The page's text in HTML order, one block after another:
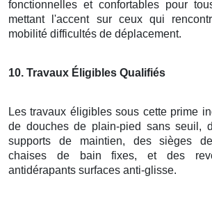
fonctionnelles et confortables pour
mettant l'accent sur ceux qui
mobilité difficultés de déplacement.
10. Travaux Éligibles Qualifiés
Les travaux éligibles sous cette prime
de douches de plain-pied sans seuil,
supports de maintien, des sièges
chaises de bain fixes, et des
antidérapants surfaces anti-glisse.